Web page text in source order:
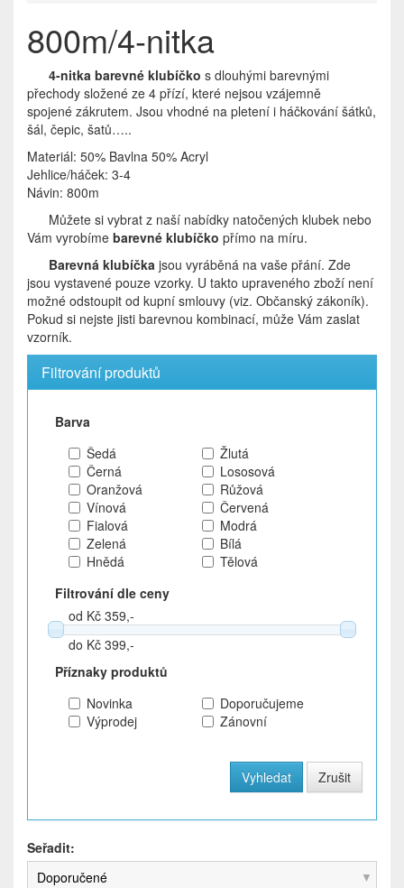
800m/4-nitka
4-nitka barevné klubíčko s dlouhými barevnými
přechody složené ze 4 přízí, které nejsou vzájemně
spojené zákrutem. Jsou vhodné na pletení i háčkování šátků,
šál, čepic, šatů…..
Materiál: 50% Bavlna 50% Acryl
Jehlice/háček: 3-4
Návin: 800m
Můžete si vybrat z naší nabídky natočených klubek nebo
Vám vyrobíme barevné klubíčko přímo na míru.
Barevná klubíčka jsou vyráběná na vaše přání. Zde
jsou vystavené pouze vzorky. U takto upraveného zboží není
možné odstoupit od kupní smlouvy (viz. Občanský zákoník).
Pokud si nejste jisti barevnou kombinací, může Vám zaslat
vzorník.
Filtrování produktů
Barva
Šedá
Žlutá
Černá
Lososová
Oranžová
Růžová
Vínová
Červená
Fialová
Modrá
Zelená
Bílá
Hnědá
Tělová
Filtrování dle ceny
od Kč 359,-
do Kč 399,-
Příznaky produktů
Novinka
Doporučujeme
Výprodej
Zánovní
Seřadit:
Doporučené